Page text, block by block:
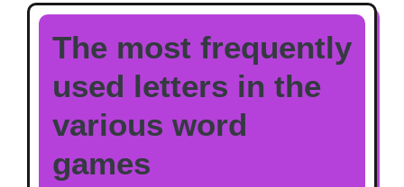
The most frequently
used letters in the
various word
games